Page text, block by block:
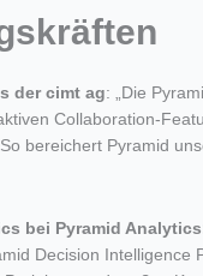
der cimt ag: „Die
Collaboration-
bereichert Pyramid
bei Pyramid
Decision Intelligence